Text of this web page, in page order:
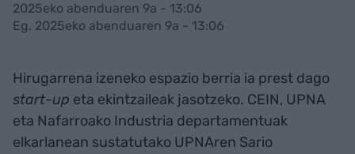
2025eko abenduaren 9a - 13:06
Eg. 2025eko abenduaren 9a - 13:06
Hirugarrena izeneko espazio berria ia prest dago
start-up eta ekintzaileak jasotzeko. CEIN, UPNA
eta Nafarroako Industria departamentuak
elkarlanean sustatutako UPNAren Sario